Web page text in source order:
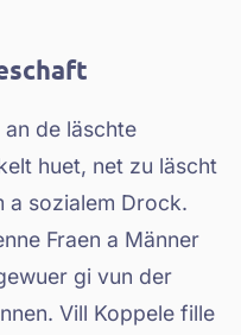
de läschte
huet, net zu läscht
a sozialem Drock.
Fraen a Männer
gi vun der
Vill Koppele fille